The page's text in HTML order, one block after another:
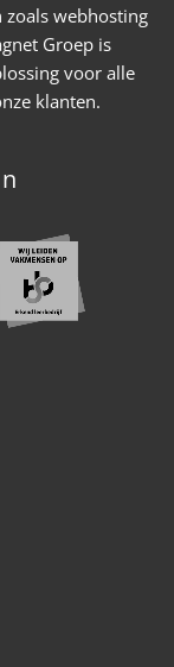
webhosting
Groep is
voor alle
klanten.